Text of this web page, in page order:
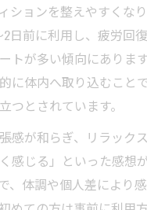
ションを整えやすくな
日前に利用し、疲労回
トが多い傾向にありま
に体内へ取り込むこと
つとされています。
感が和らぎ、リラック
感じる」といった感想
、体調や個人差により